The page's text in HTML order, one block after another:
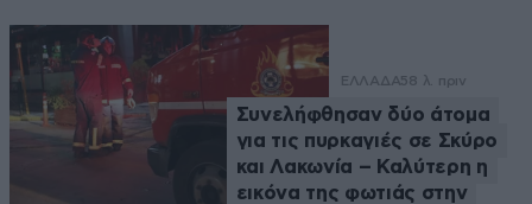
ΕΛΛΑΔΑ58 λ. πριν
Συνελήφθησαν δύο άτομα
για τις πυρκαγιές σε Σκύρο
και Λακωνία – Καλύτερη η
εικόνα της φωτιάς στην